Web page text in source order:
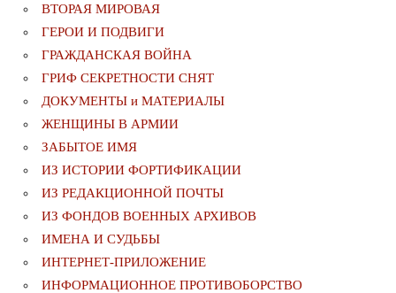
ВТОРАЯ МИРОВАЯ
ГЕРОИ И ПОДВИГИ
ГРАЖДАНСКАЯ ВОЙНА
ГРИФ СЕКРЕТНОСТИ СНЯТ
ДОКУМЕНТЫ и МАТЕРИАЛЫ
ЖЕНЩИНЫ В АРМИИ
ЗАБЫТОЕ ИМЯ
ИЗ ИСТОРИИ ФОРТИФИКАЦИИ
ИЗ РЕДАКЦИОННОЙ ПОЧТЫ
ИЗ ФОНДОВ ВОЕННЫХ АРХИВОВ
ИМЕНА И СУДЬБЫ
ИНТЕРНЕТ-ПРИЛОЖЕНИЕ
ИНФОРМАЦИОННОЕ ПРОТИВОБОРСТВО